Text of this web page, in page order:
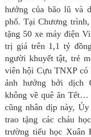
hưởng của bão lũ và
phố. Tại Chương
tặng 50 xe máy điện
trị giá trên 1,1 tỷ
người khuyết tật, trẻ
viên hội Cựu TNXP có
ảnh hưởng bởi dịch
không về quê ăn
cũng nhân dịp này,
trao tặng các cháu
trường tiểu học Xuân